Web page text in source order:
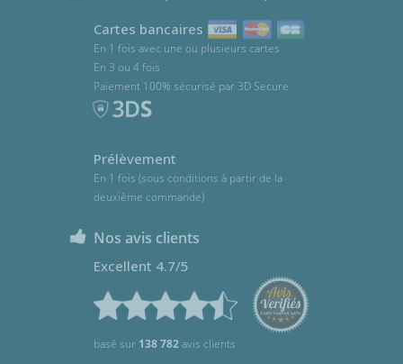
Cartes bancaires
En 1 fois avec une ou plusieurs cartes
En 3 ou 4 fois
Paiement 100% sécurisé par 3D Secure
Prélèvement
En 1 fois (sous conditions à partir de la
deuxième commande)
Nos avis clients
Excellent 4.7/5
basé sur 138 782avis clients